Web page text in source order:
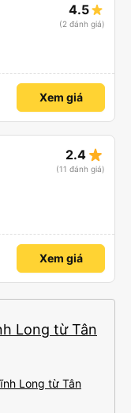
4.5
(2 đánh giá)
Xem giá
2.4 star_rate
(11 đánh giá)
Xem giá
Long từ Tân
Long từ Tân